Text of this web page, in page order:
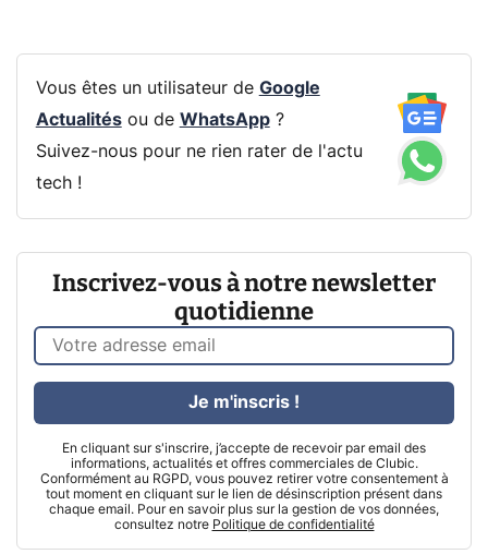
Vous êtes un utilisateur de Google
Actualitésou de WhatsApp?
Suivez-nous pour ne rien rater de l'actu
tech !
Inscrivez-vous à notre newsletter
quotidienne
En cliquant sur s'inscrire, j’accepte de recevoir par email des
informations, actualités et offres commerciales de Clubic.
Conformément au RGPD, vous pouvez retirer votre consentement à
tout moment en cliquant sur le lien de désinscription présent dans
chaque email. Pour en savoir plus sur la gestion de vos données,
consultez notre Politique de confidentialité
Je m'inscris !